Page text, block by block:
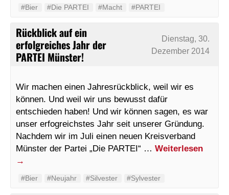
#Bier #Die PARTEI #Macht #PARTEI
Rückblick auf ein
erfolgreiches Jahr der
PARTEI Münster!
Dienstag, 30.
Dezember 2014
Wir machen einen Jahresrückblick, weil wir es
können. Und weil wir uns bewusst dafür
entschieden haben! Und wir können sagen, es war
unser erfogreichstes Jahr seit unserer Gründung.
Nachdem wir im Juli einen neuen Kreisverband
Münster der Partei „Die PARTEI“ … Weiterlesen
→
#Bier #Neujahr #Silvester #Sylvester